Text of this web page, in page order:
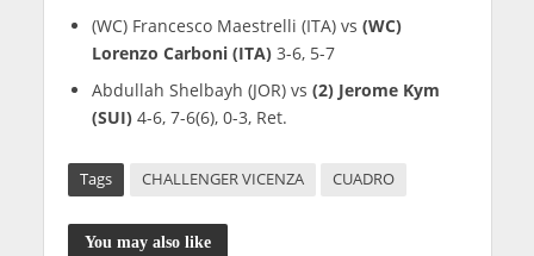
(WC) Francesco Maestrelli (ITA) vs (WC)
Lorenzo Carboni (ITA)3-6, 5-7
Abdullah Shelbayh (JOR) vs (2) Jerome Kym
(SUI)4-6, 7-6(6), 0-3, Ret.
Tags CHALLENGER VICENZA CUADRO
You may also like